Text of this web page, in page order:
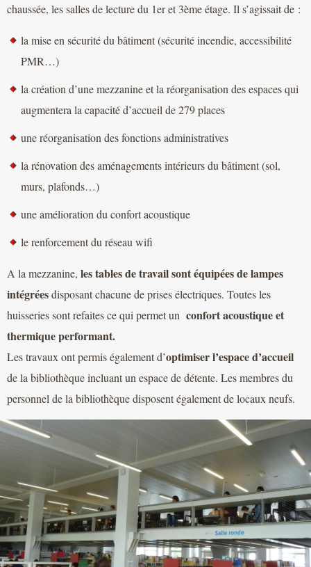
chaussée, les salles de lecture du 1er et 3ème étage. Il s’agissait de :
la mise en sécurité du bâtiment (sécurité incendie, accessibilité
PMR…)
la création d’une mezzanine et la réorganisation des espaces qui
augmentera la capacité d’accueil de 279 places
une réorganisation des fonctions administratives
la rénovation des aménagements intérieurs du bâtiment (sol,
murs, plafonds…)
une amélioration du confort acoustique
le renforcement du réseau wifi
A la mezzanine, les tables de travail sont équipées de lampes
intégréesdisposant chacune de prises électriques. Toutes les
huisseries sont refaites ce qui permet un confort acoustique et
thermique performant.
Les travaux ont permis également d’optimiser l’espace d’accueil
de la bibliothèque incluant un espace de détente. Les membres du
personnel de la bibliothèque disposent également de locaux neufs.